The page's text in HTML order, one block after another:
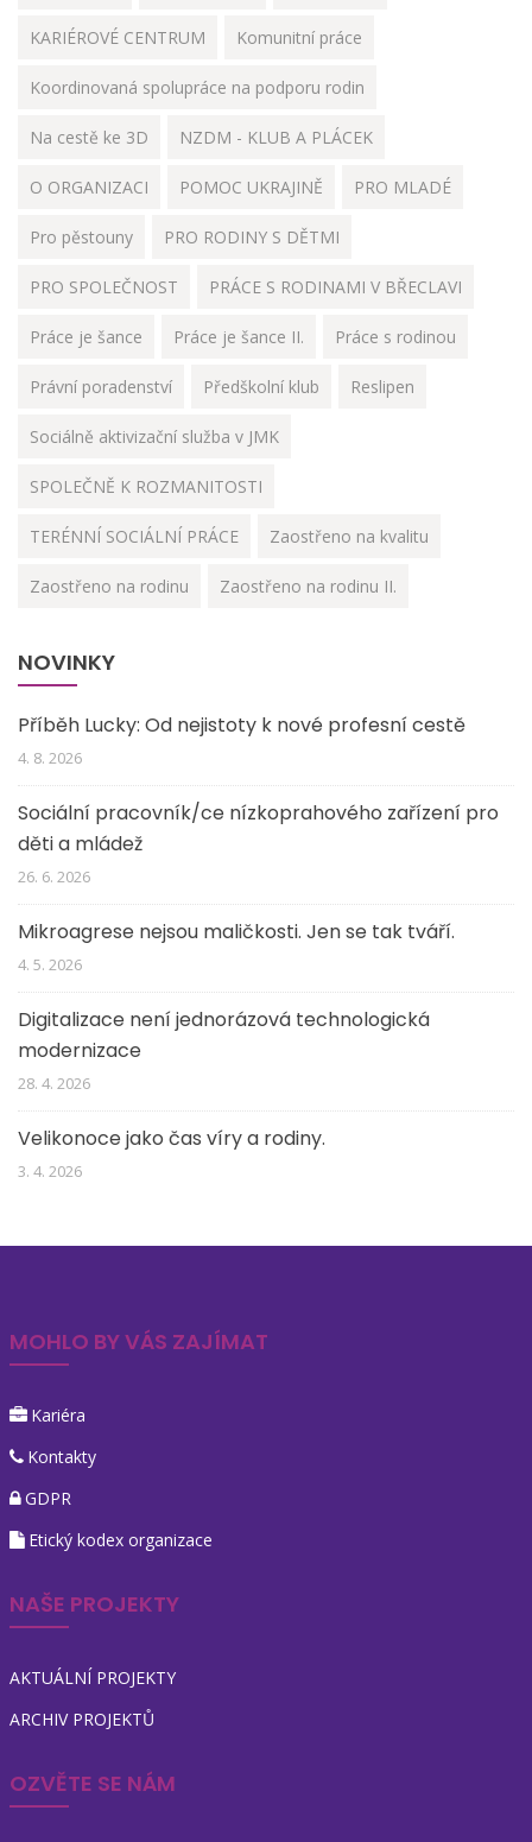
KARIÉROVÉ CENTRUM Komunitní práce
Koordinovaná spolupráce na podporu rodin
Na cestě ke 3D NZDM - KLUB A PLÁCEK
O ORGANIZACI POMOC UKRAJINĚ PRO MLADÉ
Pro pěstouny PRO RODINY S DĚTMI
PRO SPOLEČNOST PRÁCE S RODINAMI V BŘECLAVI
Práce je šance Práce je šance II. Práce s rodinou
Právní poradenství Předškolní klub Reslipen
Sociálně aktivizační služba v JMK
SPOLEČNĚ K ROZMANITOSTI
TERÉNNÍ SOCIÁLNÍ PRÁCE Zaostřeno na kvalitu
Zaostřeno na rodinu Zaostřeno na rodinu II.
NOVINKY
Příběh Lucky: Od nejistoty k nové profesní cestě
4. 8. 2026
Sociální pracovník/ce nízkoprahového zařízení pro
děti a mládež
26. 6. 2026
Mikroagrese nejsou maličkosti. Jen se tak tváří.
4. 5. 2026
Digitalizace není jednorázová technologická
modernizace
28. 4. 2026
Velikonoce jako čas víry a rodiny.
3. 4. 2026
MOHLO BY VÁS ZAJÍMAT
Kariéra
Kontakty
GDPR
Etický kodex organizace
NAŠE PROJEKTY
AKTUÁLNÍ PROJEKTY
ARCHIV PROJEKTŮ
OZVĚTE SE NÁM